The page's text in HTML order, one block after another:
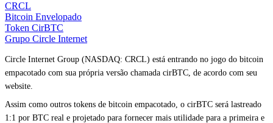
CRCL
Bitcoin Envelopado
Token CirBTC
Grupo Circle Internet
Circle Internet Group (NASDAQ: CRCL) está entrando no jogo do bitcoin
empacotado com sua própria versão chamada cirBTC, de acordo com seu
website.
Assim como outros tokens de bitcoin empacotado, o cirBTC será lastreado
1:1 por BTC real e projetado para fornecer mais utilidade para a primeira e